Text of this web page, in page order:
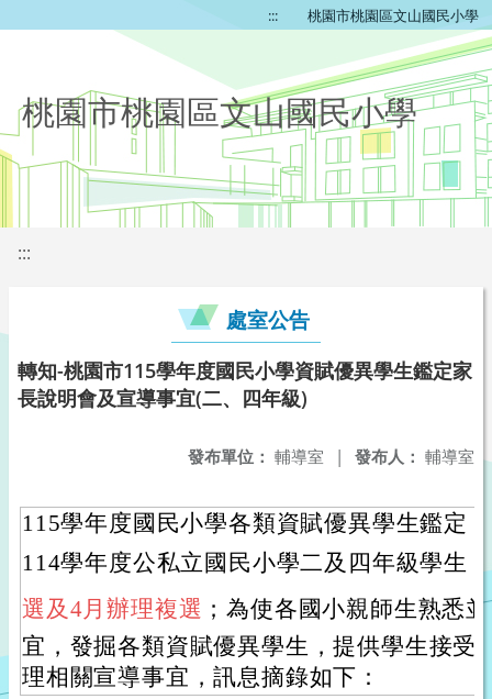
::: 桃園市桃園區文山國民小學
桃園市桃園區文山國民小學
:::
處室公告
轉知-桃園市115學年度國民小學資賦優異學生鑑定家
長說明會及宣導事宜(二、四年級)
發布人： 輔導室
發布單位： 輔導室 |
115學年度國民小學各類資賦優異學生鑑定
114學年度公私立國民小學二及四年級學生
選及4月辦理複選 ；為使各國小親師生熟悉
宜，發掘各類資賦優異學生，提供學生接受
理相關宣導事宜，訊息摘錄如下：